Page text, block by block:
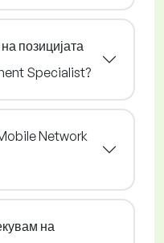
позицијата
Specialist?
Network
на